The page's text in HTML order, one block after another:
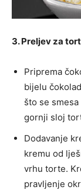
3. Preljev za
Priprema
bijelu
što se
gornji sloj
Dodavanje
kremu od
vrhu torte.
pravljenje